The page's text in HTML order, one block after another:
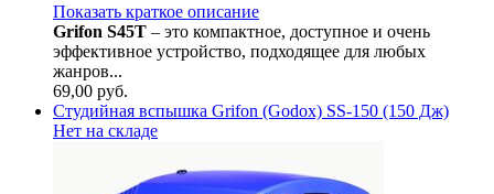
Показать краткое описание
Grifon S45T – это компактное, доступное и очень
эффективное устройство, подходящее для любых
жанров...
69,00 руб.
Студийная вспышка Grifon (Godox) SS-150 (150 Дж)
Нет на складе